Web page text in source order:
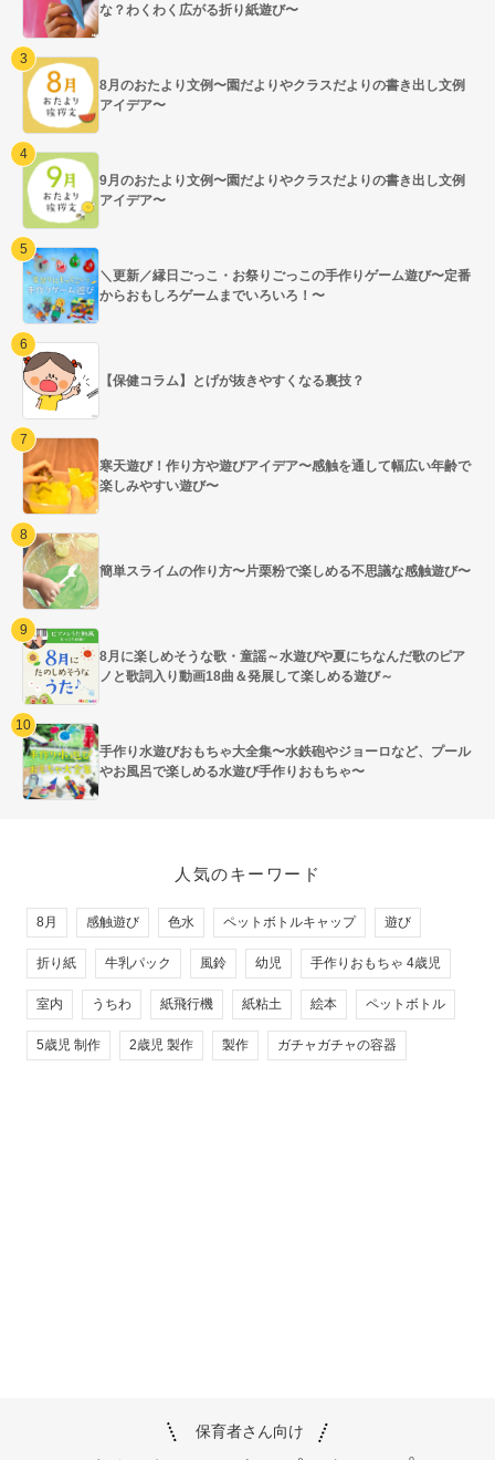
な？わくわく広がる折り紙遊び〜
8月のおたより文例〜園だよりやクラスだよりの書き出し文例
アイデア〜
9月のおたより文例〜園だよりやクラスだよりの書き出し文例
アイデア〜
＼更新／縁日ごっこ・お祭りごっこの手作りゲーム遊び〜定番
からおもしろゲームまでいろいろ！〜
【保健コラム】とげが抜きやすくなる裏技？
寒天遊び！作り方や遊びアイデア〜感触を通して幅広い年齢で
楽しみやすい遊び〜
簡単スライムの作り方〜片栗粉で楽しめる不思議な感触遊び〜
8月に楽しめそうな歌・童謡～水遊びや夏にちなんだ歌のピア
ノと歌詞入り動画18曲＆発展して楽しめる遊び～
手作り水遊びおもちゃ大全集〜水鉄砲やジョーロなど、プール
やお風呂で楽しめる水遊び手作りおもちゃ〜
人気のキーワード
8月 感触遊び 色水 ペットボトルキャップ 遊び
折り紙 牛乳パック 風鈴 幼児 手作りおもちゃ 4歳児
室内 うちわ 紙飛行機 紙粘土 絵本 ペットボトル
5歳児 制作 2歳児 製作 製作 ガチャガチャの容器
保育者さん向け